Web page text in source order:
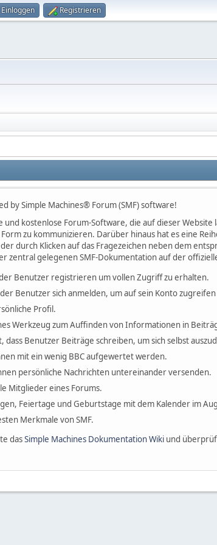
Einloggen Registrieren
by Simple Machines® Forum (SMF) software!
kostenlose Forum-Software, die auf dieser
zu kommunizieren. Darüber hinaus hat es eine
durch Klicken auf das Fragezeichen neben dem
zentral gelegenen SMF-Dokumentation auf der
Benutzer registrieren um vollen Zugriff zu erhalten.
Benutzer sich anmelden, um auf sein Konto
Profil.
Werkzeug zum Auffinden von Informationen in
dass Benutzer Beiträge schreiben, um sich selbst
mit ein wenig BBC aufgewertet werden.
persönliche Nachrichten untereinander versenden.
Mitglieder eines Forums.
Feiertage und Geburtstage mit dem Kalender im
Merkmale von SMF.
dasSimple Machines Dokumentation Wiki und